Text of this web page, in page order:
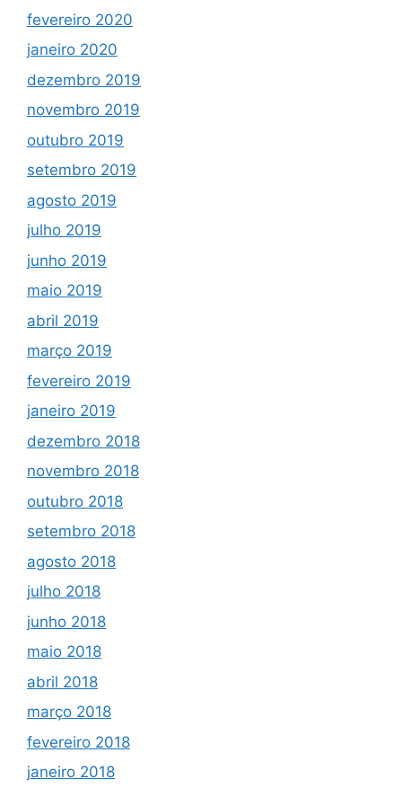
fevereiro 2020
janeiro 2020
dezembro 2019
novembro 2019
outubro 2019
setembro 2019
agosto 2019
julho 2019
junho 2019
maio 2019
abril 2019
março 2019
fevereiro 2019
janeiro 2019
dezembro 2018
novembro 2018
outubro 2018
setembro 2018
agosto 2018
julho 2018
junho 2018
maio 2018
abril 2018
março 2018
fevereiro 2018
janeiro 2018